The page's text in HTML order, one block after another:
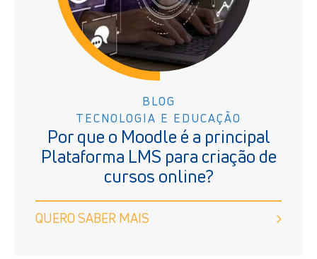
BLOG
TECNOLOGIA E EDUCAÇÃO
Por que o Moodle é a principal
Plataforma LMS para criação de
cursos online?
QUERO SABER MAIS